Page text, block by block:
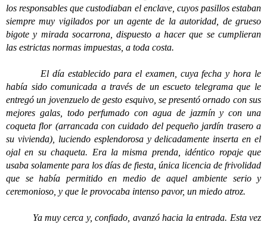
los responsables que custodiaban el enclave, cuyos pasillos estaban
siempre muy vigilados por un agente de la autoridad, de grueso
bigote y mirada socarrona, dispuesto a hacer que se cumplieran
las estrictas normas impuestas, a toda costa.
El día establecido para el examen, cuya fecha y hora le
había sido comunicada a través de un escueto telegrama que le
entregó un jovenzuelo de gesto esquivo, se presentó ornado con sus
mejores galas, todo perfumado con agua de jazmín y con una
coqueta flor (arrancada con cuidado del pequeño jardín trasero a
su vivienda), luciendo esplendorosa y delicadamente inserta en el
ojal en su chaqueta. Era la misma prenda, idéntico ropaje que
usaba solamente para los días de fiesta, única licencia de frivolidad
que se había permitido en medio de aquel ambiente serio y
ceremonioso, y que le provocaba intenso pavor, un miedo atroz.
Ya muy cerca y, confiado, avanzó hacia la entrada. Esta vez